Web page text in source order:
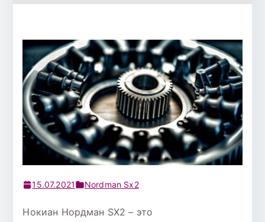
15.07.2021 Nordman Sx2
Нокиан Нордман SX2 – это